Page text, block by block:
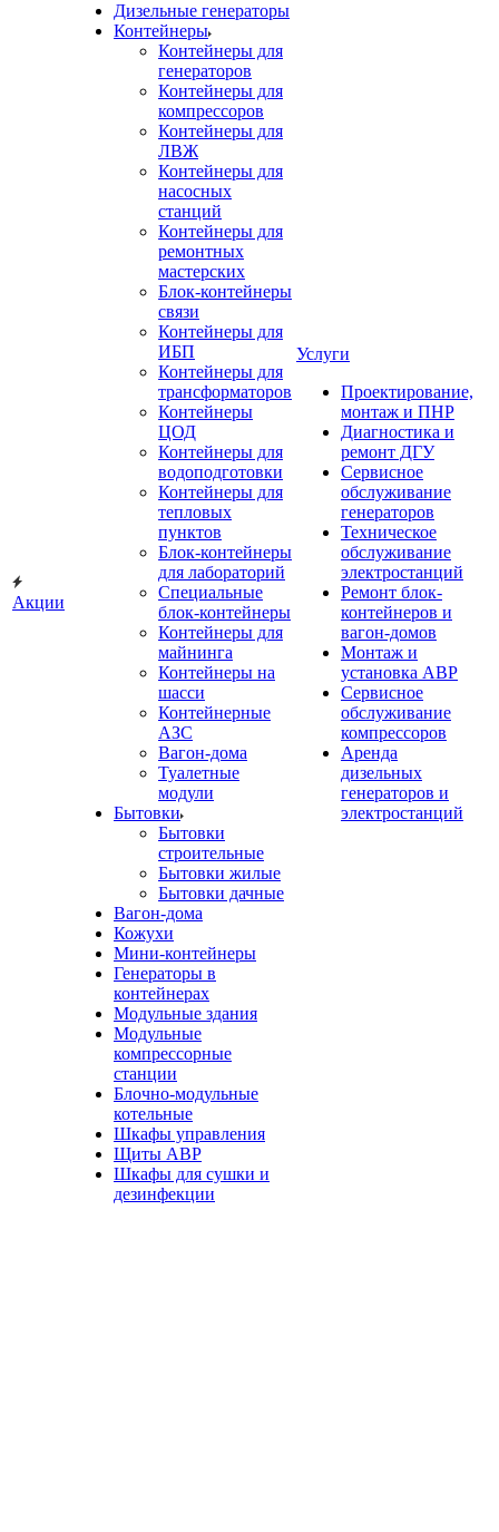
Акции
Дизельные генераторы
Контейнеры
Контейнеры для
генераторов
Контейнеры для
компрессоров
Контейнеры для
ЛВЖ
Контейнеры для
насосных
станций
Контейнеры для
ремонтных
мастерских
Блок-контейнеры
связи
Контейнеры для
ИБП
Контейнеры для
трансформаторов
Контейнеры
ЦОД
Контейнеры для
водоподготовки
Контейнеры для
тепловых
пунктов
Блок-контейнеры
для лабораторий
Специальные
блок-контейнеры
Контейнеры для
майнинга
Контейнеры на
шасси
Контейнерные
АЗС
Вагон-дома
Туалетные
модули
Бытовки
Бытовки
строительные
Бытовки жилые
Бытовки дачные
Вагон-дома
Кожухи
Мини-контейнеры
Генераторы в
контейнерах
Модульные здания
Модульные
компрессорные
станции
Блочно-модульные
котельные
Шкафы управления
Щиты АВР
Шкафы для сушки и
дезинфекции
Услуги
Проектирование,
монтаж и ПНР
Диагностика и
ремонт ДГУ
Сервисное
обслуживание
генераторов
Техническое
обслуживание
электростанций
Ремонт блок-
контейнеров и
вагон-домов
Монтаж и
установка АВР
Сервисное
обслуживание
компрессоров
Аренда
дизельных
генераторов и
электростанций